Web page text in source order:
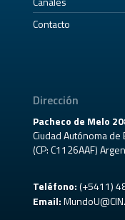
Contacto
Dirección
Pacheco de Melo
Ciudad Autónoma
(CP: C1126AAF)
Teléfono:(+5411)
Email: